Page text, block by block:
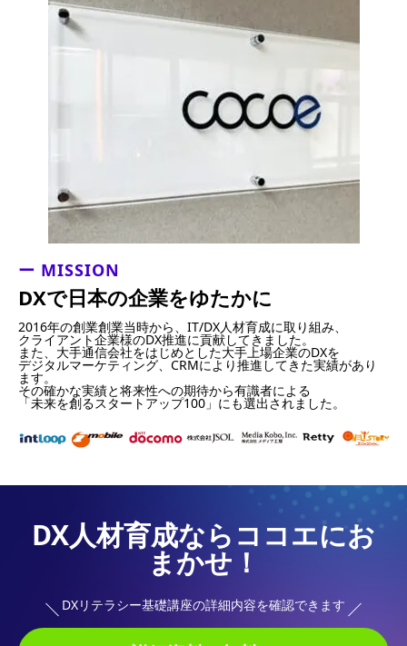
ー MISSION
DXで日本の企業をゆたかに
2016年の創業創業当時から、IT/DX人材育成に取り組み、
クライアント企業様のDX推進に貢献してきました。
また、大手通信会社をはじめとした大手上場企業のDXを
デジタルマーケティング、CRMにより推進してきた実績があり
ます。
その確かな実績と将来性への期待から有識者による
「未来を創るスタートアップ100」にも選出されました。
DX人材育成ならココエにお
まかせ！
DXリテラシー基礎講座の詳細内容を確認できます